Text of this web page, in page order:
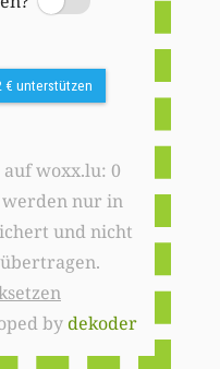
€ unterstützen
woxx.lu: 0
werden nur in
und nicht
bydekoder